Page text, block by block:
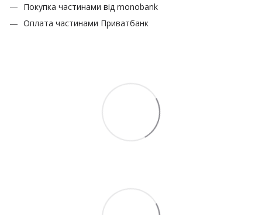
Покупка частинами від monobank
Оплата частинами Приватбанк